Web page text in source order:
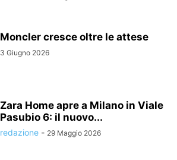
Moncler cresce oltre le attese
3 Giugno 2026
Zara Home apre a Milano in Viale
Pasubio 6: il nuovo...
redazione - 29 Maggio 2026